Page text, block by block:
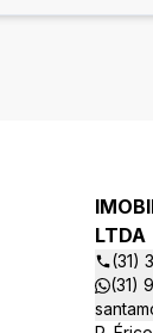
LTDA
(31)
(31)